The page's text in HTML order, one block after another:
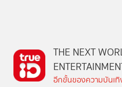
THE NEXT
อีกขั้นของความบันเ